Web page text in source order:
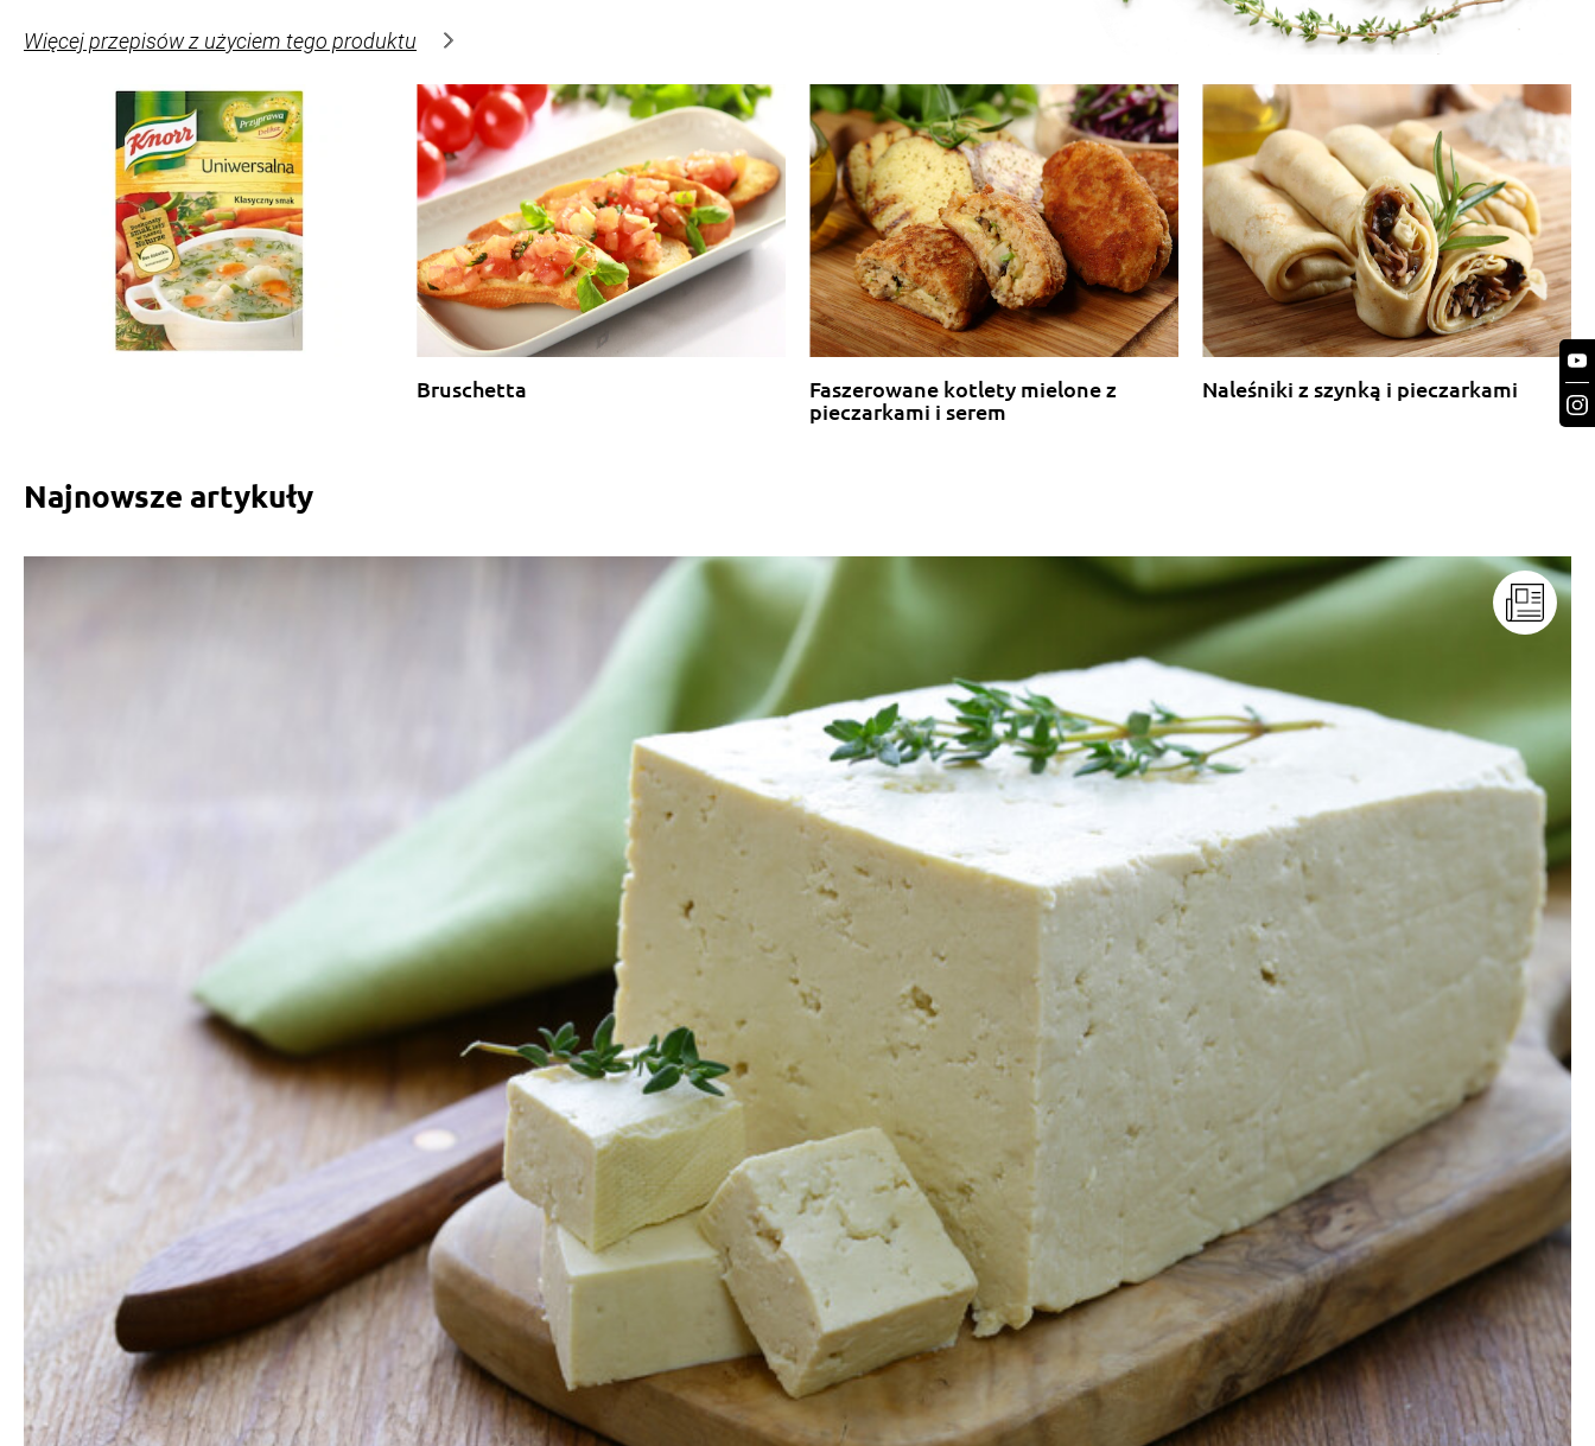
Więcej przepisów z użyciem tego produktu
Bruschetta
Faszerowane kotlety mielone z
pieczarkami i serem
Naleśniki z szynką i pieczarkami
Najnowsze artykuły